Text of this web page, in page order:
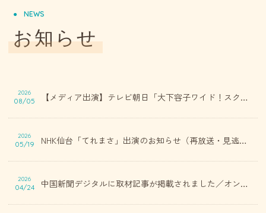
NEWS
お知らせ
2026
08/05 【メディア出演】テレビ朝日「大下容子ワイド！スクランブル」に出演しました
2026
05/19 NHK仙台「てれまさ」出演のお知らせ（再放送・見逃し配信のご案内）/ オンライン性犯罪再犯防止カウンセリングセンター
2026
04/24 中国新聞デジタルに取材記事が掲載されました／オンライン性犯罪再犯防止カウンセリングセンター